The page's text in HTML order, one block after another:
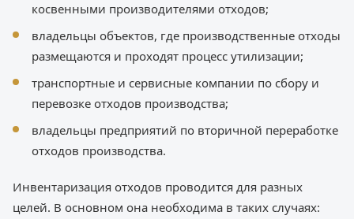
косвенными производителями отходов;
владельцы объектов, где производственные отходы
размещаются и проходят процесс утилизации;
транспортные и сервисные компании по сбору и
перевозке отходов производства;
владельцы предприятий по вторичной переработке
отходов производства.
Инвентаризация отходов проводится для разных
целей. В основном она необходима в таких случаях: